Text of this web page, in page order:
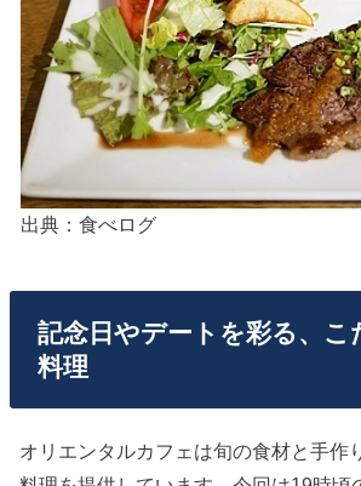
出典：食べログ
記念日やデートを彩る、こ
料理
オリエンタルカフェは旬の食材と手作